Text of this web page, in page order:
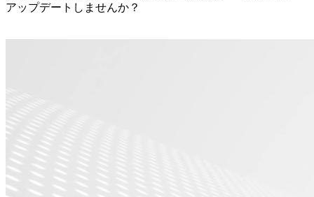
アップデートしませんか？